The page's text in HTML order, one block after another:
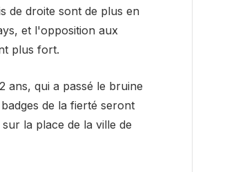
de droite sont de plus en
et l'opposition aux
plus fort.
ans, qui a passé le bruine
de la fierté seront
la place de la ville de